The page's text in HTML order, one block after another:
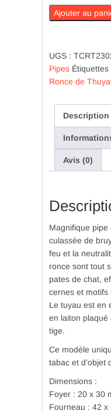
quantité
de
Ronce
Ajouter au
UGS :
Pipes Étiquettes
Ronce de Thuya
Description
Avis (0)
Magnifique
culassée de
feu et la
ronce sont tout
pates de chat,
cernes et motifs
Le tuyau est en
en laiton plaqué
tige.
Ce modèle
tabac et d’objet
Dimensions :
Foyer : 20 x 30
Fourneau : 42 x